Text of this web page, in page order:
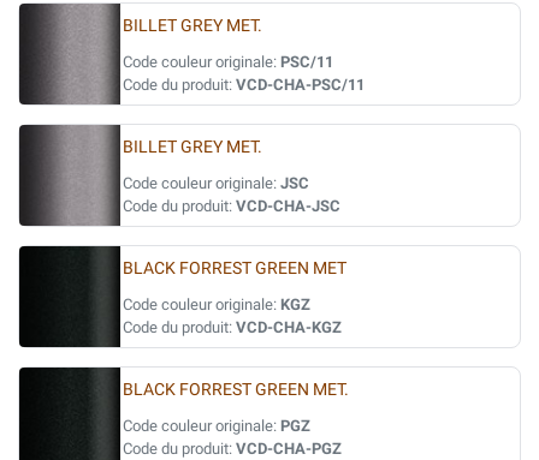
BILLET GREY MET.
Code couleur originale: PSC/11
Code du produit: VCD-CHA-PSC/11
BILLET GREY MET.
Code couleur originale: JSC
Code du produit: VCD-CHA-JSC
BLACK FORREST GREEN MET
Code couleur originale: KGZ
Code du produit: VCD-CHA-KGZ
BLACK FORREST GREEN MET.
Code couleur originale: PGZ
Code du produit: VCD-CHA-PGZ